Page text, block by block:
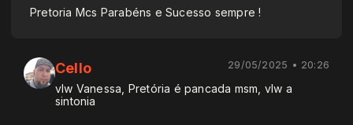
Pretoria Mcs Parabéns e Sucesso sempre !
Cello 29/05/2025 • 20:26
vlw Vanessa, Pretória é pancada msm, vlw a
sintonia